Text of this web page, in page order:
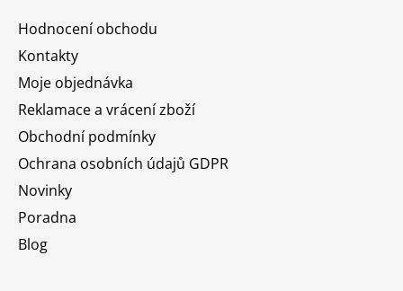
Hodnocení obchodu
Kontakty
Moje objednávka
Reklamace a vrácení zboží
Obchodní podmínky
Ochrana osobních údajů GDPR
Novinky
Poradna
Blog